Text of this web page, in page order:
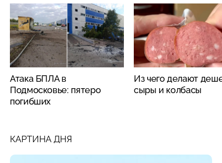
Атака БПЛА в
Подмосковье: пятеро
погибших
Из чего делают
сыры и колбасы
КАРТИНА ДНЯ